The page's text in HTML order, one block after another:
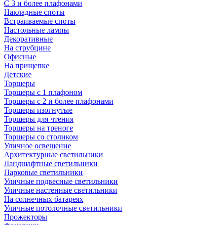
С 3 и более плафонами
Накладные споты
Встраиваемые споты
Настольные лампы
Декоративные
На струбцине
Офисные
На прищепке
Детские
Торшеры
Торшеры с 1 плафоном
Торшеры с 2 и более плафонами
Торшеры изогнутые
Торшеры для чтения
Торшеры на треноге
Торшеры со столиком
Уличное освещение
Архитектурные светильники
Ландшафтные светильники
Парковые светильники
Уличные подвесные светильники
Уличные настенные светильники
На солнечных батареях
Уличные потолочные светильники
Прожекторы